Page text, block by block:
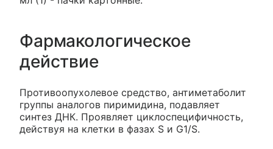
Фармакологическое
действие
Противоопухолевое средство, антиметаболит
группы аналогов пиримидина, подавляет
синтез ДНК. Проявляет циклоспецифичность,
действуя на клетки в фазах S и G1/S.